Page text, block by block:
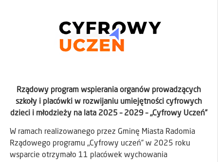
Rządowy program wspierania organów prowadzących
szkoły i placówki w rozwijaniu umiejętności cyfrowych
dzieci i młodzieży na lata 2025 – 2029 – „Cyfrowy Uczeń”
W ramach realizowanego przez Gminę Miasta Radomia
Rządowego programu „Cyfrowy uczeń” w 2025 roku
wsparcie otrzymało 11 placówek wychowania